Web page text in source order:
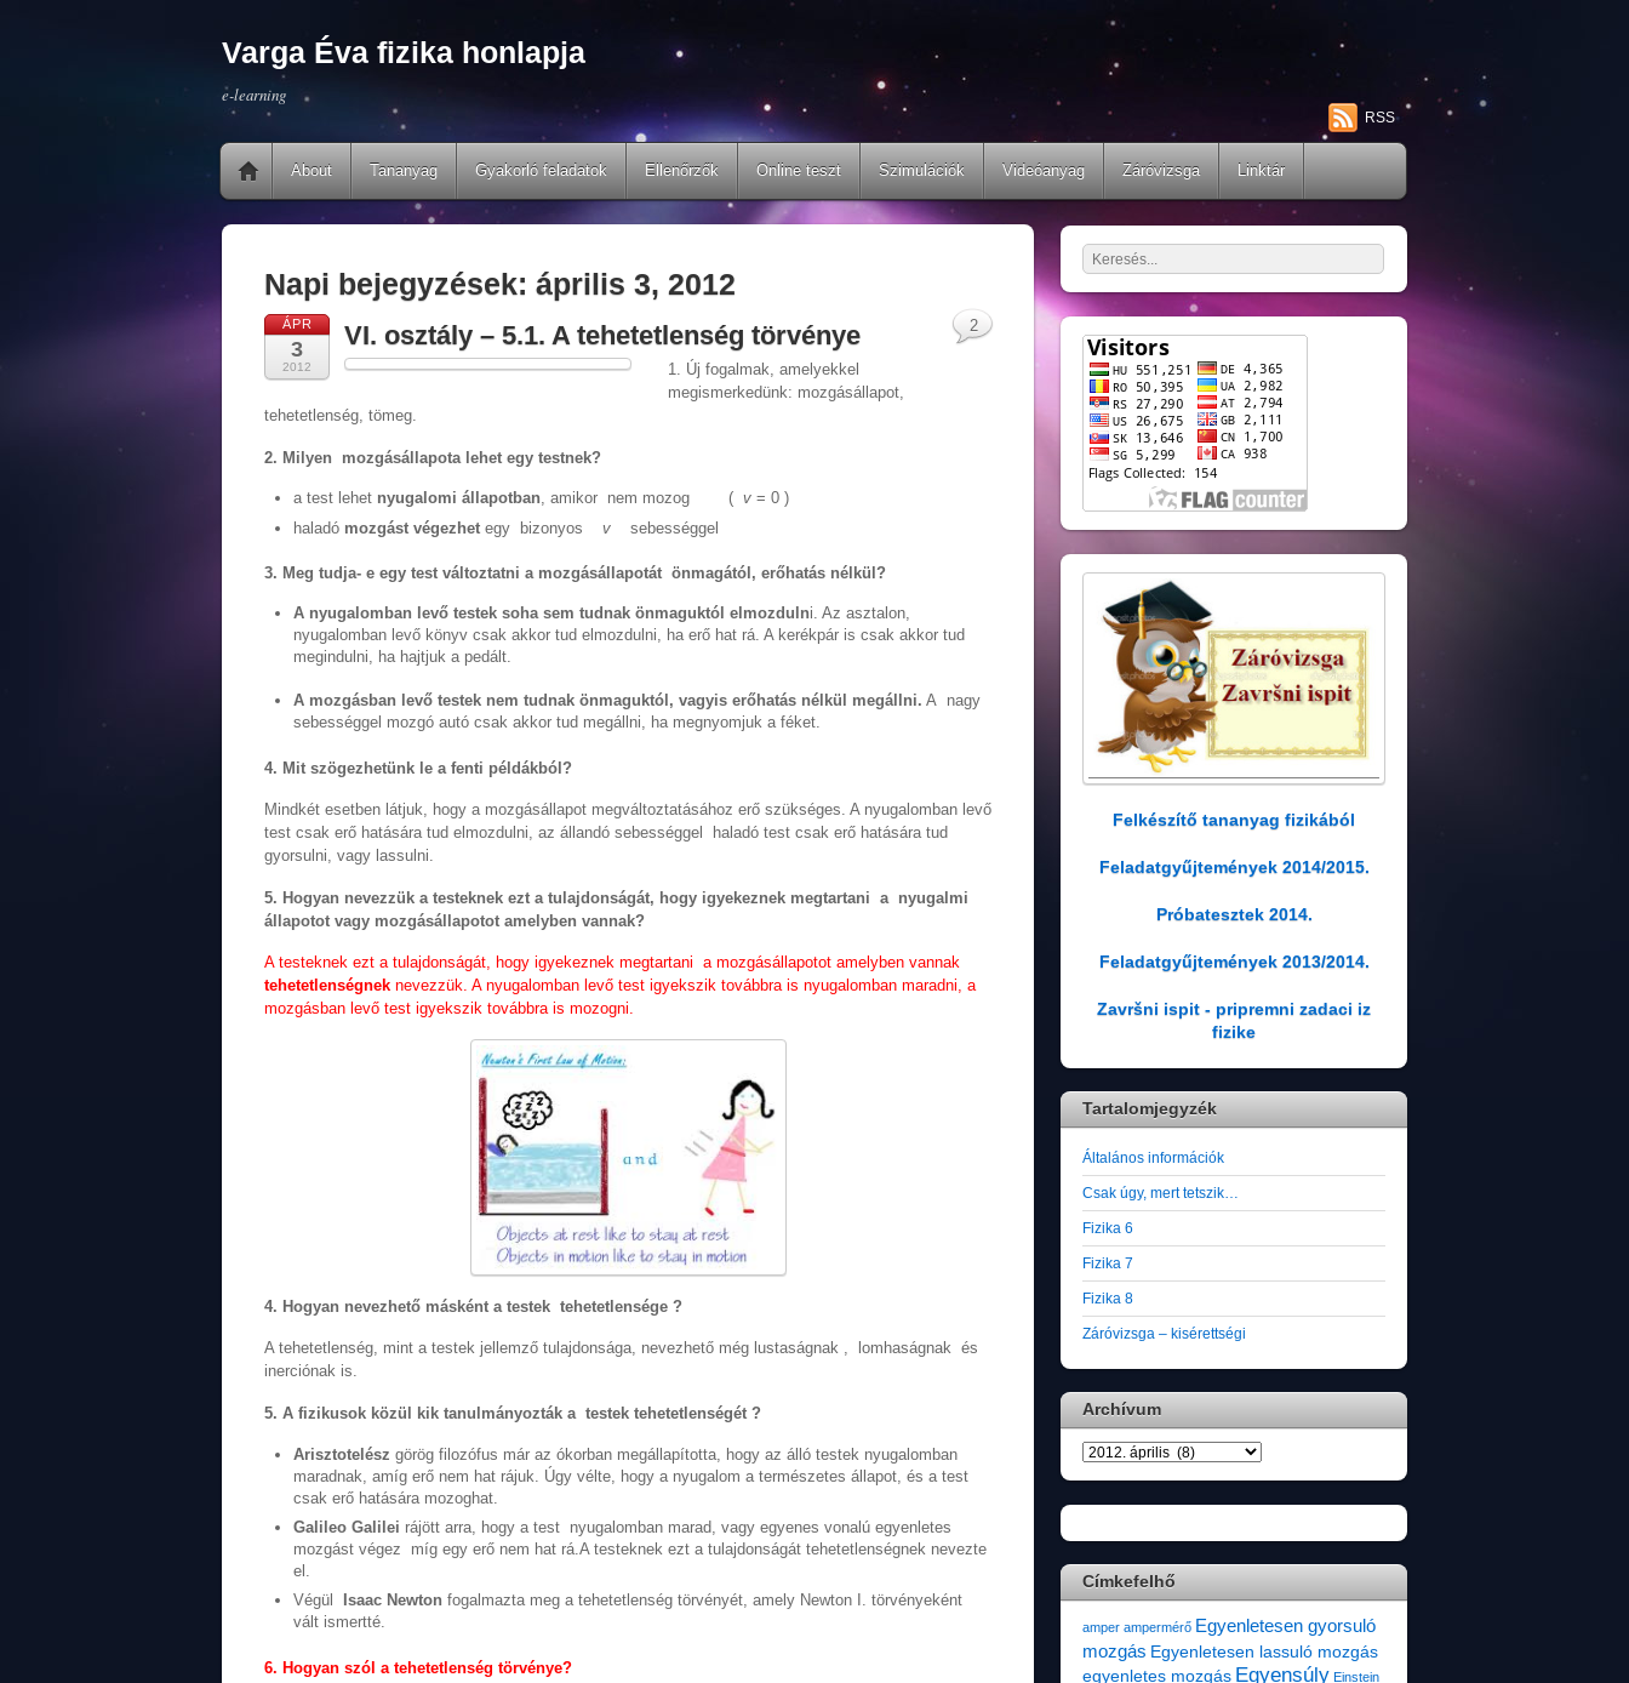
Varga Éva fizika honlapja
e-learning
RSS
About Tananyag Gyakorló feladatok Ellenőrzők Online teszt Szimulációk Videóanyag Záróvizsga Linktár
Napi bejegyzések: április 3, 2012
ÁPR
3
2012
VI. osztály – 5.1. A tehetetlenség törvénye
1. Új fogalmak, amelyekkel
megismerkedünk: mozgásállapot,
tehetetlenség, tömeg.
2. Milyen mozgásállapota lehet egy testnek?
a test lehet nyugalomi állapotban, amikor nem mozog ( v = 0 )
haladó mozgást végezhet egy bizonyos v sebességgel
3. Meg tudja- e egy test változtatni a mozgásállapotát önmagától, erőhatás nélkül?
A nyugalomban levő testek soha sem tudnak önmaguktól elmozdulni. Az asztalon,
nyugalomban levő könyv csak akkor tud elmozdulni, ha erő hat rá. A kerékpár is csak akkor tud
megindulni, ha hajtjuk a pedált.
A mozgásban levő testek nem tudnak önmaguktól, vagyis erőhatás nélkül megállni. A nagy
sebességgel mozgó autó csak akkor tud megállni, ha megnyomjuk a féket.
4. Mit szögezhetünk le a fenti példákból?
Mindkét esetben látjuk, hogy a mozgásállapot megváltoztatásához erő szükséges. A nyugalomban levő
test csak erő hatására tud elmozdulni, az állandó sebességgel haladó test csak erő hatására tud
gyorsulni, vagy lassulni.
5. Hogyan nevezzük a testeknek ezt a tulajdonságát, hogy igyekeznek megtartani a nyugalmi
állapotot vagy mozgásállapotot amelyben vannak?
A testeknek ezt a tulajdonságát, hogy igyekeznek megtartani a mozgásállapotot amelyben vannak
tehetetlenségnek nevezzük. A nyugalomban levő test igyekszik továbbra is nyugalomban maradni, a
mozgásban levő test igyekszik továbbra is mozogni.
4. Hogyan nevezhető másként a testek tehetetlensége ?
A tehetetlenség, mint a testek jellemző tulajdonsága, nevezhető még lustaságnak , lomhaságnak és
inerciónak is.
5. A fizikusok közül kik tanulmányozták a testek tehetetlenségét ?
Arisztotelész görög filozófus már az ókorban megállapította, hogy az álló testek nyugalomban
maradnak, amíg erő nem hat rájuk. Úgy vélte, hogy a nyugalom a természetes állapot, és a test
csak erő hatására mozoghat.
Galileo Galilei rájött arra, hogy a test nyugalomban marad, vagy egyenes vonalú egyenletes
mozgást végez míg egy erő nem hat rá.A testeknek ezt a tulajdonságát tehetetlenségnek nevezte
el.
Végül
Isaac Newton fogalmazta meg a tehetetlenség törvényét, amely Newton I. törvényeként
vált ismertté.
6. Hogyan szól a tehetetlenség törvénye?
2
Felkészítő tananyag fizikából
Feladatgyűjtemények 2014/2015.
Próbatesztek 2014.
Feladatgyűjtemények 2013/2014.
Završni ispit - pripremni zadaci iz
fizike
Tartalomjegyzék
Általános információk
Csak úgy, mert tetszik…
Fizika 6
Fizika 7
Fizika 8
Záróvizsga – kisérettségi
Archívum
Archívum
Címkefelhő
amper ampermérő Egyenletesen gyorsuló
mozgás Egyenletesen lassuló mozgás
egyenletes mozgás Egyensúly Einstein